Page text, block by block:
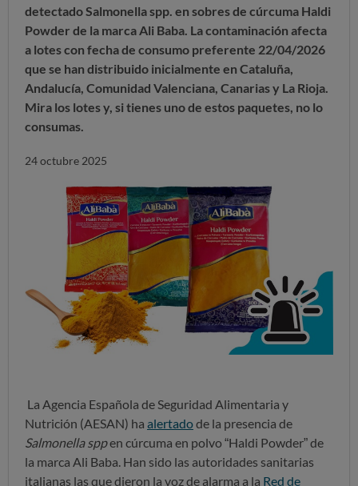
detectado Salmonella spp. en sobres de cúrcuma Haldi
Powder de la marca Ali Baba. La contaminación afecta
a lotes con fecha de consumo preferente 22/04/2026
que se han distribuido inicialmente en Cataluña,
Andalucía, Comunidad Valenciana, Canarias y La Rioja.
Mira los lotes y, si tienes uno de estos paquetes, no lo
consumas.
24 octubre 2025
La Agencia Española de Seguridad Alimentaria y
Nutrición (AESAN) ha alertadode la presencia de
Salmonella sppen cúrcuma en polvo “Haldi Powder” de
la marca Ali Baba. Han sido las autoridades sanitarias
italianas las que dieron la voz de alarma a la Red de